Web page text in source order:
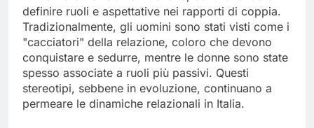
definire ruoli e aspettative nei rapporti di coppia.
Tradizionalmente, gli uomini sono stati visti come i
"cacciatori" della relazione, coloro che devono
conquistare e sedurre, mentre le donne sono state
spesso associate a ruoli più passivi. Questi
stereotipi, sebbene in evoluzione, continuano a
permeare le dinamiche relazionali in Italia.